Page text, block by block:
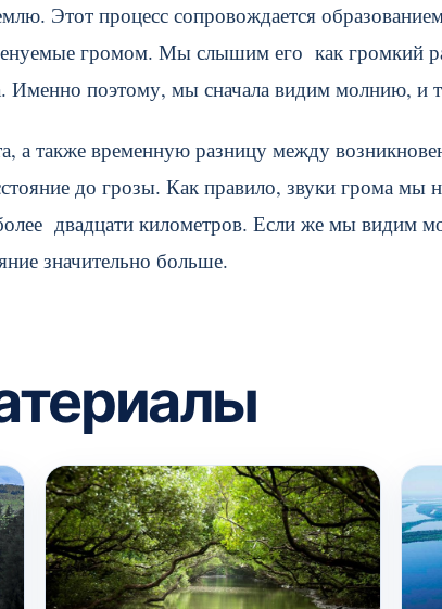
Этот процесс сопровождается
громом. Мы слышим его как громкий
Именно поэтому, мы сначала видим молнию,
а также временную разницу между
до грозы. Как правило, звуки грома мы
двадцати километров. Если же мы видим
значительно больше.